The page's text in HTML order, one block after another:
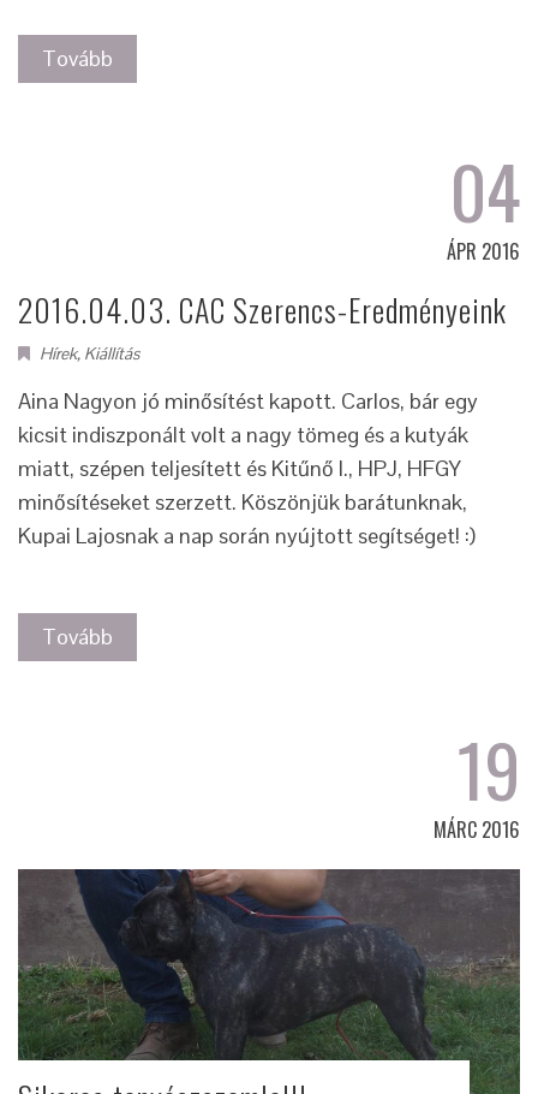
Tovább
04
ÁPR 2016
2016.04.03. CAC Szerencs-Eredményeink
Hírek, Kiállítás
Aina Nagyon jó minősítést kapott. Carlos, bár egy
kicsit indiszponált volt a nagy tömeg és a kutyák
miatt, szépen teljesített és Kitűnő I., HPJ, HFGY
minősítéseket szerzett. Köszönjük barátunknak,
Kupai Lajosnak a nap során nyújtott segítséget! :)
Tovább
19
MÁRC 2016